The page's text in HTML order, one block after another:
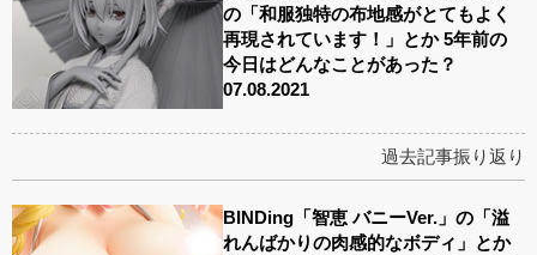
の「和服独特の布地感がとてもよく
再現されています！」とか 5年前の
今日はどんなことがあった？
07.08.2021
過去記事振り返り
BINDing「智恵 バニーVer.」の「溢
れんばかりの肉感的なボディ」とか